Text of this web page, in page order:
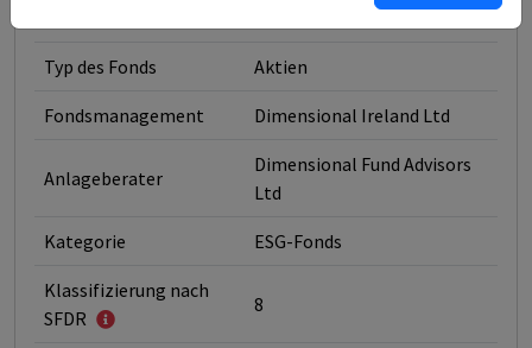
Typ des Fonds Aktien
Fondsmanagement Dimensional Ireland Ltd
Anlageberater
Dimensional Fund Advisors
Ltd
Kategorie ESG-Fonds
Klassifizierung nach
SFDR
8